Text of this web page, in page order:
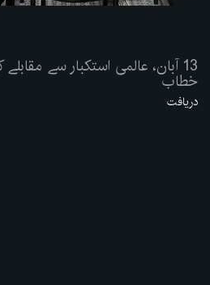
13 آبان، عالمی استکبار سے
خطاب
دریافت